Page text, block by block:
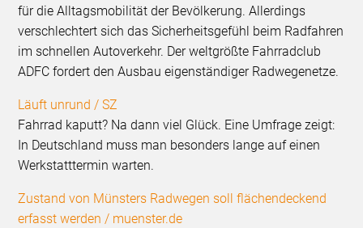
für die Alltagsmobilität der Bevölkerung. Allerdings
verschlechtert sich das Sicherheitsgefühl beim Radfahren
im schnellen Autoverkehr. Der weltgrößte Fahrradclub
ADFC fordert den Ausbau eigenständiger Radwegenetze.
Läuft unrund / SZ
Fahrrad kaputt? Na dann viel Glück. Eine Umfrage zeigt:
In Deutschland muss man besonders lange auf einen
Werkstatttermin warten.
Zustand von Münsters Radwegen soll flächendeckend
erfasst werden / muenster.de